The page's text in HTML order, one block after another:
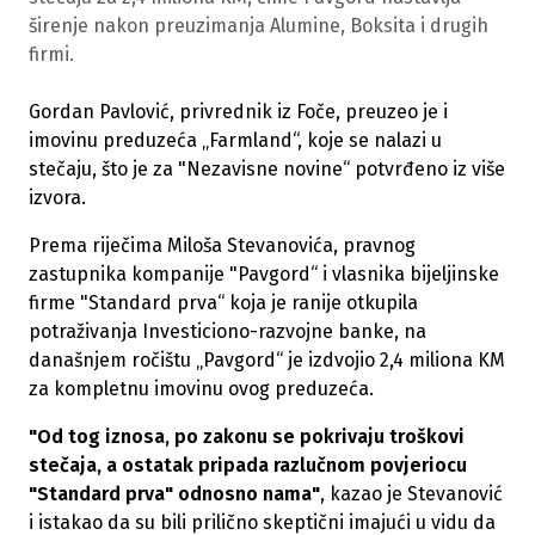
širenje nakon preuzimanja Alumine, Boksita i drugih
firmi.
Gordan Pavlović, privrednik iz Foče, preuzeo je i
imovinu preduzeća „Farmland“, koje se nalazi u
stečaju, što je za "Nezavisne novine“ potvrđeno iz više
izvora.
Prema riječima Miloša Stevanovića, pravnog
zastupnika kompanije "Pavgord“ i vlasnika bijeljinske
firme "Standard prva“ koja je ranije otkupila
potraživanja Investiciono-razvojne banke, na
današnjem ročištu „Pavgord“ je izdvojio 2,4 miliona KM
za kompletnu imovinu ovog preduzeća.
"Od tog iznosa, po zakonu se pokrivaju troškovi
stečaja, a ostatak pripada razlučnom povjeriocu
"Standard prva" odnosno nama", kazao je Stevanović
i istakao da su bili prilično skeptični imajući u vidu da